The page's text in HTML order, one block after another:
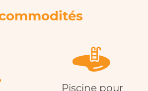
Piscine pour